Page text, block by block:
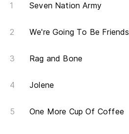
Seven Nation Army
We're Going To Be Friends
Rag and Bone
Jolene
One More Cup Of Coffee